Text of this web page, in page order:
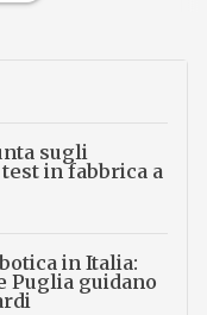
sugli
in fabbrica a
in Italia:
Puglia guidano